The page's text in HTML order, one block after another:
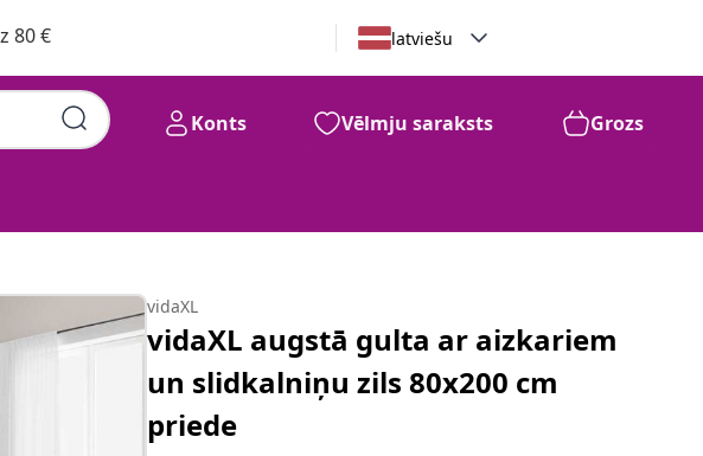
80 € latviešu
Konts Vēlmju saraksts Grozs
vidaXL
vidaXL augstā gulta ar aizkariem
un slidkalniņu zils 80x200 cm
priede